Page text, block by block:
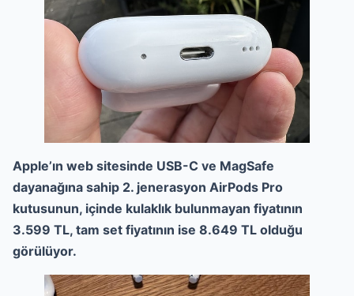
Apple’ın web sitesinde USB-C ve MagSafe
dayanağına sahip 2. jenerasyon AirPods Pro
kutusunun, içinde kulaklık bulunmayan fiyatının
3.599 TL, tam set fiyatının ise 8.649 TL olduğu
görülüyor.